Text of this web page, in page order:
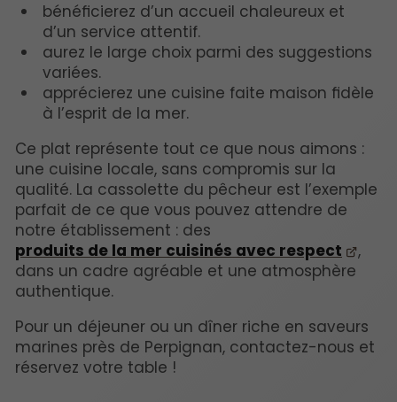
bénéficierez d’un accueil chaleureux et
d’un service attentif.
aurez le large choix parmi des suggestions
variées.
apprécierez une cuisine faite maison fidèle
à l’esprit de la mer.
Ce plat représente tout ce que nous aimons :
une cuisine locale, sans compromis sur la
qualité. La cassolette du pêcheur est l’exemple
parfait de ce que vous pouvez attendre de
notre établissement : des
produits de la mer cuisinés avec respect
,
dans un cadre agréable et une atmosphère
authentique.
Pour un déjeuner ou un dîner riche en saveurs
marines près de Perpignan, contactez-nous et
réservez votre table !